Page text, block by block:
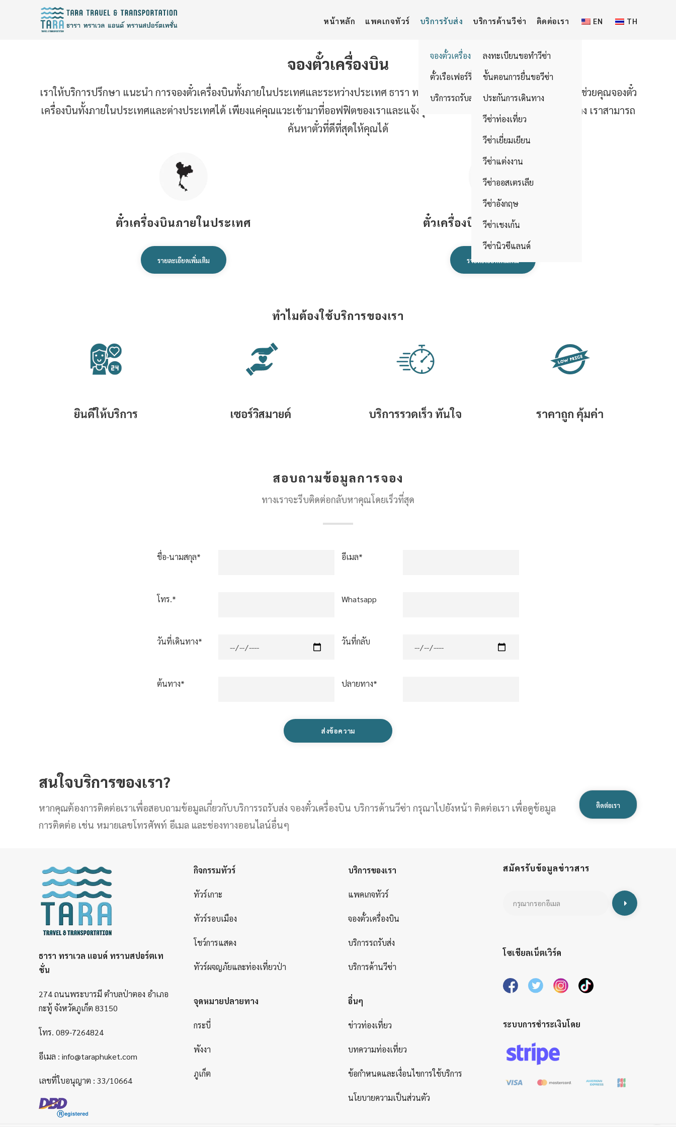
หน้าหลัก แพคเกจทัวร์ บริการรับส่ง
จองตั๋วเครื่องบิน
ตั๋วเรือเฟอร์รี่
บริการรถรับส่ง
บริการด้านวีซ่า
ลงทะเบียนขอทำวีซ่า
ขั้นตอนการยื่นขอวีซ่า
ประกันการเดินทาง
วีซ่าท่องเที่ยว
วีซ่าเยี่ยมเยียน
วีซ่าแต่งงาน
วีซ่าออสเตรเลีย
วีซ่าอังกฤษ
วีซ่าเชงเก้น
วีซ่านิวซีแลนด์
ติดต่อเรา EN TH
จองตั๋วเครื่องบิน
เราให้บริการปรึกษา แนะนำ การจองตั๋วเครื่องบินทั้งภายในประเทศและระหว่างประเทศ ธารา ทราเวล แอนด์ ทรานสปอร์ตเทชั่น สามารถช่วยคุณจองตั๋ว
เครื่องบินทั้งภายในประเทศและต่างประเทศได้ เพียงแค่คุณแวะเข้ามาที่ออฟฟิตของเราและแจ้งจุดหมายปลายทางที่คุณต้องการจะเดินทาง เราสามารถ
ค้นหาตั๋วที่ดีที่สุดให้คุณได้
ตั๋วเครื่องบินภายในประเทศ
รายละเอียดเพิ่มเติม
ตั๋วเครื่องบินระหว่างประเทศ
รายละเอียดเพิ่มเติม
ทำไมต้องใช้บริการของเรา
ยินดีให้บริการ เซอร์วิสมายด์ บริการรวดเร็ว ทันใจ ราคาถูก คุ้มค่า
สอบถามข้อมูลการจอง
ทางเราจะรีบติดต่อกลับหาคุณโดยเร็วที่สุด
ชื่อ-นามสกุล* อีเมล*
โทร.* Whatsapp
วันที่เดินทาง* วันที่กลับ
ต้นทาง* ปลายทาง*
สนใจบริการของเรา?
หากคุณต้องการติดต่อเราเพื่อสอบถามข้อมูลเกี่ยวกับบริการรถรับส่ง จองตั๋วเครื่องบิน บริการด้านวีซ่า กรุณาไปยังหน้า ติดต่อเรา เพื่อดูข้อมูล
การติดต่อ เช่น หมายเลขโทรศัพท์ อีเมล และช่องทางออนไลน์อื่นๆ
ติดต่อเรา
ธารา ทราเวล แอนด์ ทรานสปอร์ตเท
ชั่น
274 ถนนพระบารมี ตำบลป่าตอง อำเภอ
กะทู้ จังหวัดภูเก็ต 83150
โทร. 089-7264824
อีเมล : info@taraphuket.com
เลขที่ใบอนุญาต : 33/10664
กิจกรรมทัวร์
ทัวร์เกาะ
ทัวร์รอบเมือง
โชว์การแสดง
ทัวร์ผจญภัยและท่องเที่ยวป่า
จุดหมายปลายทาง
กระบี่
พังงา
ภูเก็ต
บริการของเรา
แพคเกจทัวร์
จองตั๋วเครื่องบิน
บริการรถรับส่ง
บริการด้านวีซ่า
อื่นๆ
ข่าวท่องเที่ยว
บทความท่องเที่ยว
ข้อกำหนดและเงื่อนไขการใช้บริการ
นโยบายความเป็นส่วนตัว
สมัครรับข้อมูลข่าวสาร
โซเชียลเน็ตเวิร์ค
ระบบการชำระเงินโดย